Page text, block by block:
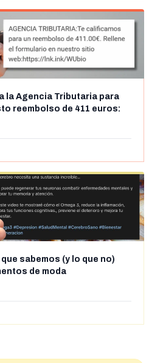
la Agencia Tributaria para
reembolso de 411 euros:
sabemos (y lo que no)
de moda